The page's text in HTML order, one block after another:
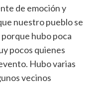
de emoción y
nuestro pueblo se
hubo poca
pocos quienes
Hubo varias
vecinos